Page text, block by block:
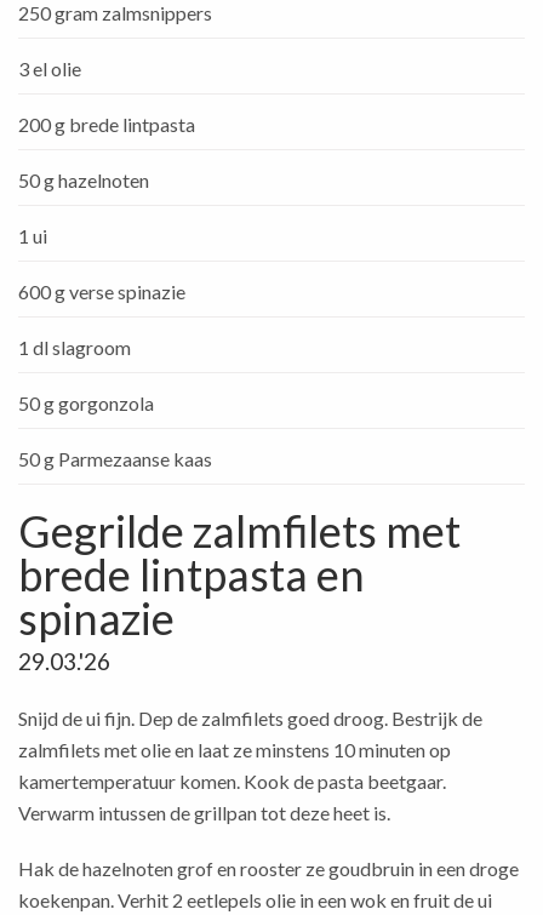
250 gram zalmsnippers
3 el olie
200 g brede lintpasta
50 g hazelnoten
1 ui
600 g verse spinazie
1 dl slagroom
50 g gorgonzola
50 g Parmezaanse kaas
Gegrilde zalmfilets met
brede lintpasta en
spinazie
29.03.'26
Snijd de ui fijn. Dep de zalmfilets goed droog. Bestrijk de
zalmfilets met olie en laat ze minstens 10 minuten op
kamertemperatuur komen. Kook de pasta beetgaar.
Verwarm intussen de grillpan tot deze heet is.
Hak de hazelnoten grof en rooster ze goudbruin in een droge
koekenpan. Verhit 2 eetlepels olie in een wok en fruit de ui